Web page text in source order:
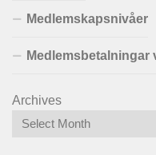
Medlemskapsnivåer
Medlemsbetalningar
Archives